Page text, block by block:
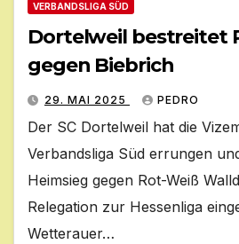
VERBANDSLIGA SÜD
Dortelweil bestreitet
gegen Biebrich
29. MAI 2025 PEDRO
Der SC Dortelweil hat die
Verbandsliga Süd errungen
Heimsieg gegen Rot-Weiß
Relegation zur Hessenliga
Wetterauer…